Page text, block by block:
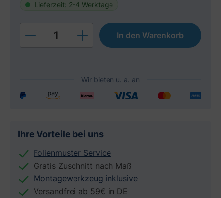
Lieferzeit: 2-4 Werktage
Produkt Anzahl: Gib denIn den Warenkorb
Ihre Vorteile bei uns
Folienmuster Service
Gratis Zuschnitt nach Maß
Montagewerkzeug inklusive
Versandfrei ab 59€ in DE